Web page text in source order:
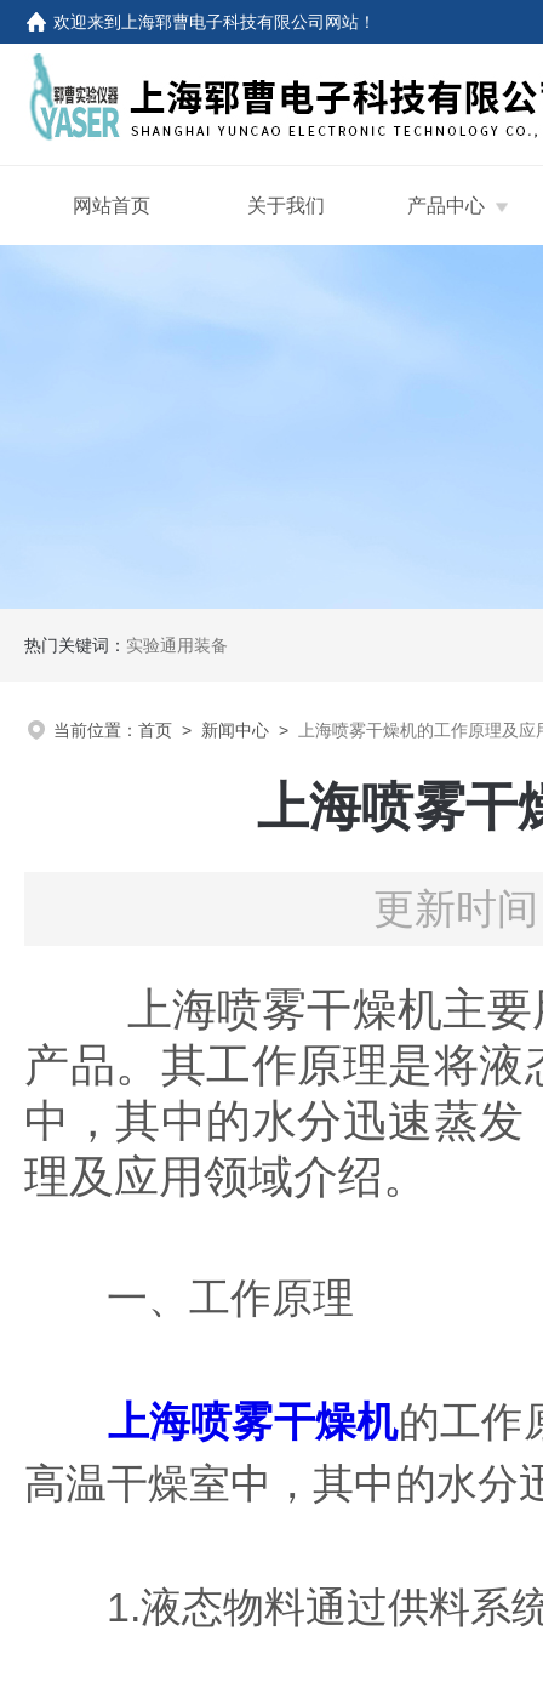
欢迎来到 上海郓曹电子科技有限公司网站 ！
网站首页 关于我们 产品中心
热门关键词： 实验通用装备
当前位置： 首页 > 新闻中心 > 上海喷雾干燥机的工作原理及应
上海喷雾干
更新时
上海喷雾干燥机主要
产品。其工作原理是将
中，其中的水分迅速蒸
理及应用领域介绍。
一、工作原理
上海喷雾干燥机的工作
高温干燥室中，其中的水分
1.液态物料通过供料系统